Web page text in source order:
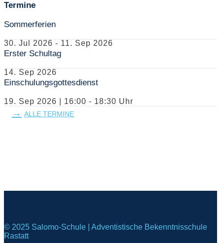
Termine
Sommerferien
30. Jul 2026 - 11. Sep 2026
Erster Schultag
14. Sep 2026
Einschulungsgottesdienst
19. Sep 2026 16:00 - 18:30 Uhr
ALLE TERMINE
© 2025 Salomo-Schule | Adventistische Bekenntnisschule
Rastatt